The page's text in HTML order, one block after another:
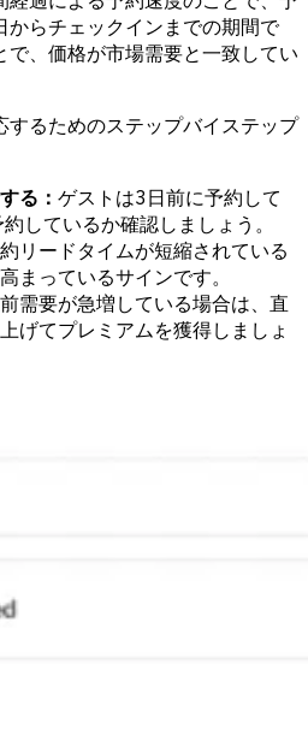
からチェックインまでの期間で
、価格が市場需要と一致してい
するためのステップバイステップ
る： ゲストは3日前に予約して
しているか確認しましょう。
リードタイムが短縮されている
っているサインです。
需要が急増している場合は、直
げてプレミアムを獲得しましょ